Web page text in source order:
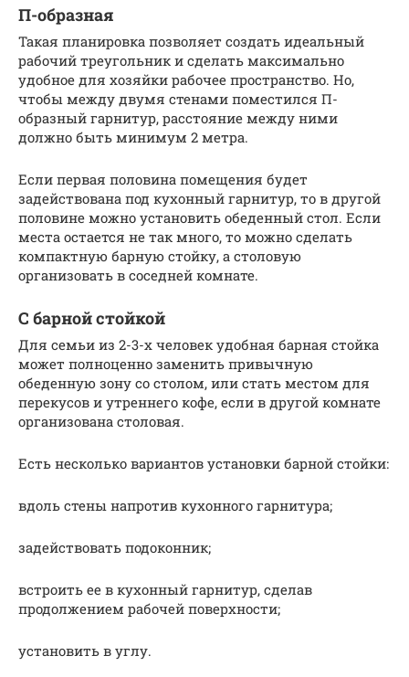
П-образная
Такая планировка позволяет создать идеальный
рабочий треугольник и сделать максимально
удобное для хозяйки рабочее пространство. Но,
чтобы между двумя стенами поместился П-
образный гарнитур, расстояние между ними
должно быть минимум 2 метра.
Если первая половина помещения будет
задействована под кухонный гарнитур, то в другой
половине можно установить обеденный стол. Если
места остается не так много, то можно сделать
компактную барную стойку, а столовую
организовать в соседней комнате.
С барной стойкой
Для семьи из 2-3-х человек удобная барная стойка
может полноценно заменить привычную
обеденную зону со столом, или стать местом для
перекусов и утреннего кофе, если в другой комнате
организована столовая.
Есть несколько вариантов установки барной стойки:
вдоль стены напротив кухонного гарнитура;
задействовать подоконник;
встроить ее в кухонный гарнитур, сделав
продолжением рабочей поверхности;
установить в углу.